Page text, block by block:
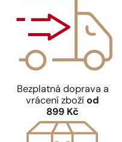
Bezplatná doprava a
vrácení zbožíod
899 Kč